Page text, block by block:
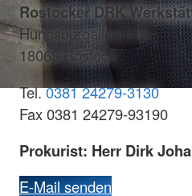
Rostocker DRK
Hundsburgallee 11a
18069 Rostock
Tel.0381 24279-3130
Fax 0381 24279-93190
Prokurist: Herr Dirk
E-Mail senden